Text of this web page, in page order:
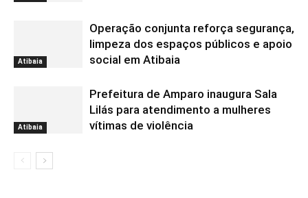
Atibaia
Operação conjunta reforça segurança,
limpeza dos espaços públicos e apoio
social em Atibaia
Atibaia
Prefeitura de Amparo inaugura Sala
Lilás para atendimento a mulheres
vítimas de violência